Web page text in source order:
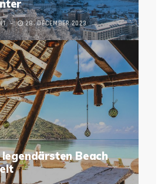
28. DECEMBER 2023
legendärsten Beach